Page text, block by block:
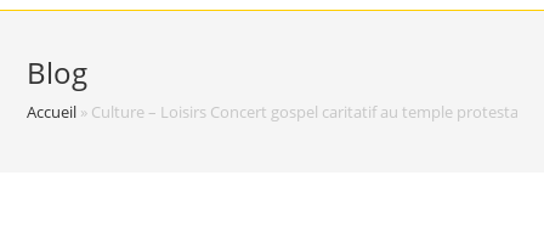
Blog
Accueil » Culture – Loisirs Concert gospel caritatif au temple protestant